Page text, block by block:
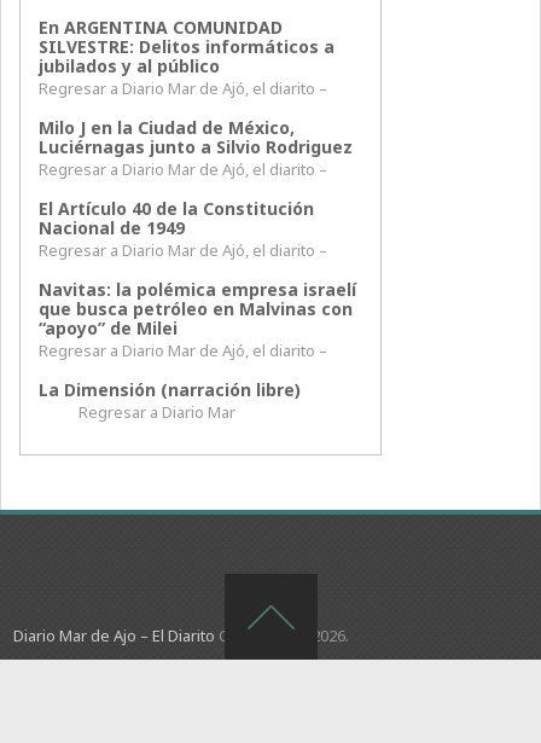
En ARGENTINA COMUNIDAD
SILVESTRE: Delitos informáticos a
jubilados y al público
Regresar a Diario Mar de Ajó, el diarito –
Milo J en la Ciudad de México,
Luciérnagas junto a Silvio Rodriguez
Regresar a Diario Mar de Ajó, el diarito –
El Artículo 40 de la Constitución
Nacional de 1949
Regresar a Diario Mar de Ajó, el diarito –
Navitas: la polémica empresa israelí
que busca petróleo en Malvinas con
“apoyo” de Milei
Regresar a Diario Mar de Ajó, el diarito –
La Dimensión (narración libre)
Regresar a Diario Mar
Diario Mar de Ajo – El Diarito Copyright © 2026.